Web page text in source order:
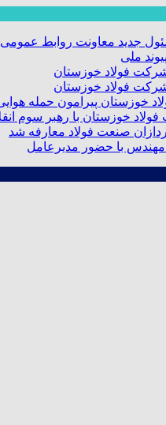
جدید معاونت روابط
ملی
خوزستان پیرامون حمله
خوزستان با رهبر سوم
صنعت فولاد معارفه شد
با حضور مدیرعامل